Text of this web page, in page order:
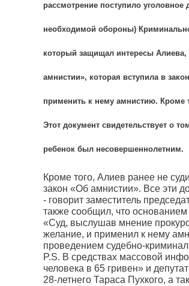
рассмотрение поступило
необходимой обороны)
который защищал интересы
амнистии», которая вступила в
применить к нему амнистию. Кроме
Этот документ свидетельствует о
ребенок был несовершеннолетним.
Кроме того, Алиев ранее не
закон «Об амнистии». Все эти
- говорит заместитель
также сообщил, что основанием
«Суд, выслушав мнение
желание, и применил к нему
проведением судебно-
P.S. В средствах массовой
человека в 65 гривен» и
28-летнего Тараса Пухкого, а